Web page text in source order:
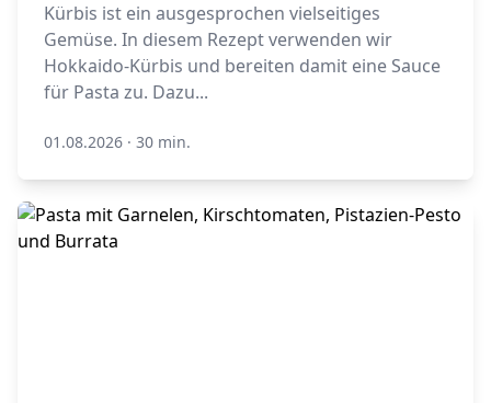
Kürbis ist ein ausgesprochen vielseitiges
Gemüse. In diesem Rezept verwenden wir
Hokkaido-Kürbis und bereiten damit eine Sauce
für Pasta zu. Dazu...
01.08.2026 · 30 min.